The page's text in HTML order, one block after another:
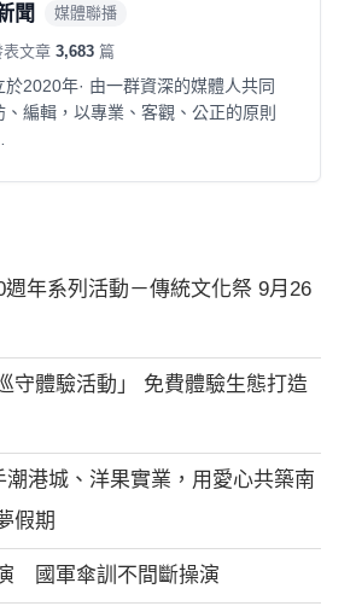
聞 媒體聯播
表文章3,683 篇
於2020年· 由一群資深的媒體人共同
、編輯，以專業、客觀、公正的原則
年系列活動－傳統文化祭 9月26
守體驗活動」 免費體驗生態打造
潮港城、洋果實業，用愛心共築南
假期
國軍傘訓不間斷操演